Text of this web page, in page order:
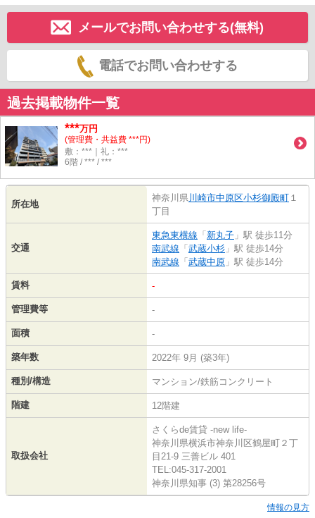
メールでお問い合わせする(無料)
電話でお問い合わせする
過去掲載物件一覧
***万円
(管理費・共益費 ***円)
敷：***｜礼：***
6階 / *** / ***
所在地
神奈川県川崎市中原区小杉御殿町 １
丁目
交通
東急東横線 「 新丸子 」駅 徒歩11分
南武線 「 武蔵小杉 」駅 徒歩14分
南武線 「 武蔵中原 」駅 徒歩14分
賃料 -
管理費等 -
面積 -
築年数 2022年 9月 (築3年)
種別/構造 マンション/鉄筋コンクリート
階建 12階建
取扱会社
さくらde賃貸 -new life-
神奈川県横浜市神奈川区鶴屋町２丁
目21-9 三善ビル 401
TEL:045-317-2001
神奈川県知事 (3) 第28256号
情報の見方